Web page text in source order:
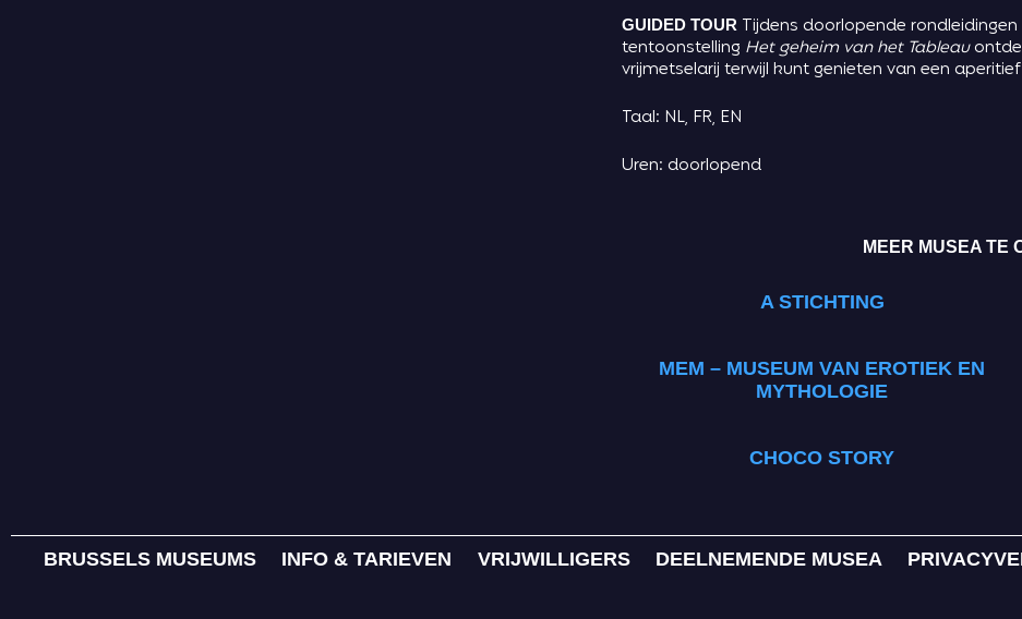
GUIDED TOUR Tijdens doorlopende
tentoonstelling Het geheim van het Tableau
vrijmetselarij terwijl kunt genieten van een
Taal: NL, FR, EN
Uren: doorlopend
MEER MUSEA TE
A STICHTING
MEM – MUSEUM VAN EROTIEK EN
MYTHOLOGIE
CHOCO STORY
BRUSSELS MUSEUMS INFO & TARIEVEN VRIJWILLIGERS DEELNEMENDE MUSEA